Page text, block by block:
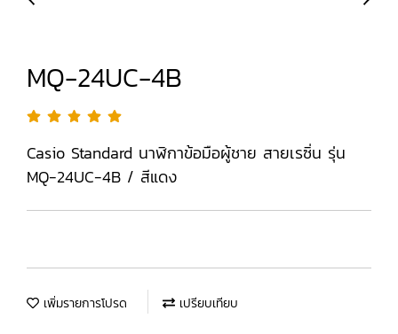
MQ-24UC-4B
Casio Standard นาฬิกาข้อมือผู้ชาย สายเรซิ่น รุ่น
MQ-24UC-4B / สีแดง
เพิ่มรายการโปรด เปรียบเทียบ